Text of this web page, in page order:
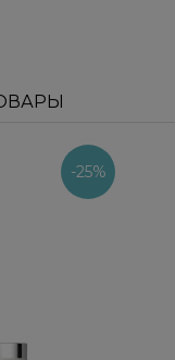
-25%